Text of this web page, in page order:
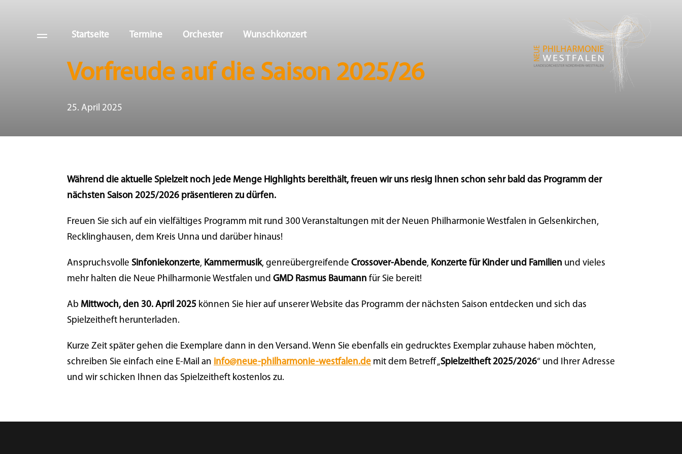
Startseite Termine Orchester Wunschkonzert
Vorfreude auf die Saison 2025/26
25. April 2025
Während die aktuelle Spielzeit noch jede Menge Highlights bereithält, freuen wir uns riesig Ihnen schon sehr bald das Programm der
nächsten Saison 2025/2026 präsentieren zu dürfen.
Freuen Sie sich auf ein vielfältiges Programm mit rund 300 Veranstaltungen mit der Neuen Philharmonie Westfalen in Gelsenkirchen,
Recklinghausen, dem Kreis Unna und darüber hinaus!
Anspruchsvolle Sinfoniekonzerte, Kammermusik, genreübergreifende Crossover-Abende, Konzerte für Kinder und Familien und vieles
mehr halten die Neue Philharmonie Westfalen und GMD Rasmus Baumann für Sie bereit!
Ab Mittwoch, den 30. April 2025 können Sie hier auf unserer Website das Programm der nächsten Saison entdecken und sich das
Spielzeitheft herunterladen.
Kurze Zeit später gehen die Exemplare dann in den Versand. Wenn Sie ebenfalls ein gedrucktes Exemplar zuhause haben möchten,
schreiben Sie einfach eine E-Mail an info@neue-philharmonie-westfalen.de mit dem Betreff „Spielzeitheft 2025/2026“ und Ihrer Adresse
und wir schicken Ihnen das Spielzeitheft kostenlos zu.